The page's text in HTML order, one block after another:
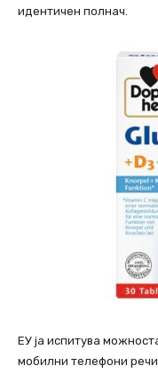
идентичен полнач.
ЕУ ја испитува
мобилни телефони